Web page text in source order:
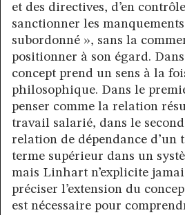
et des directives, d’en
sanctionner les
subordonné », sans la
positionner à son égard.
concept prend un sens à la
philosophique. Dans le
penser comme la relation
travail salarié, dans le
relation de dépendance
terme supérieur dans un
mais Linhart n’explicite
préciser l’extension du
est nécessaire pour